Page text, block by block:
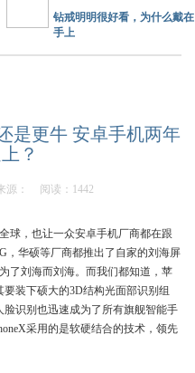
钻戒明明很好看，为什么戴在
手上
是更牛 安卓手机两年
？
源： 阅读：1442
球，也让一众安卓手机厂商都在跟
，华硕等厂商都推出了自家的刘海屏
了刘海而刘海。而我们都知道，苹
装下硕大的3D结构光面部识别组
识别也迅速成为了所有旗舰智能手
采用的是软硬结合的技术，领先